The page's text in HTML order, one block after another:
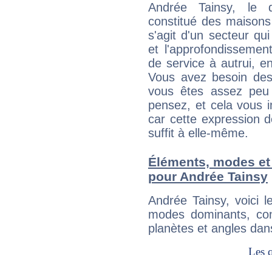
Andrée Tainsy, le
constitué des
s'agit d'un secteur
et
de service à autrui,
Vous avez besoin
vous êtes assez
pensez, et cela vous
car cette expression
suffit à elle-même.
Éléments, modes
pour Andrée Tainsy
Andrée Tainsy, voici
modes dominants,
planètes et angles